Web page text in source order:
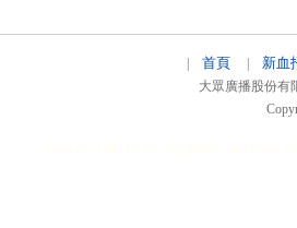
首頁 新血
大眾廣播股份有